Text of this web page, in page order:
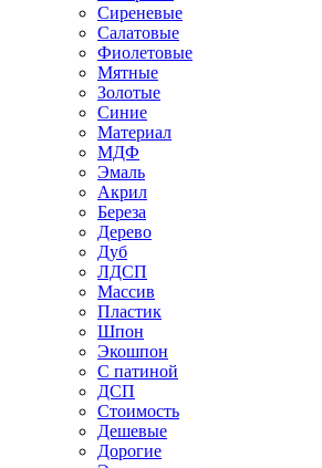
Сиреневые
Салатовые
Фиолетовые
Мятные
Золотые
Синие
Материал
МДФ
Эмаль
Акрил
Береза
Дерево
Дуб
ЛДСП
Массив
Пластик
Шпон
Экошпон
С патиной
ДСП
Стоимость
Дешевые
Дорогие